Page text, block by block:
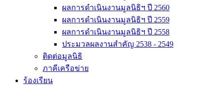
ผลการดำเนินงานมูลนิธิฯ ปี 2560
ผลการดำเนินงานมูลนิธิฯ ปี 2559
ผลการดำเนินงานมูลนิธิฯ ปี 2558
ประมวลผลงานสำคัญ 2538 - 2549
ติดต่อมูลนิธิ
ภาคีเครือข่าย
ร้องเรียน